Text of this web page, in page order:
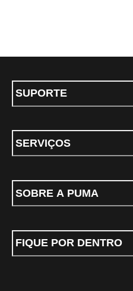
SUPORTE
SERVIÇOS
SOBRE A PUMA
FIQUE POR DENTRO